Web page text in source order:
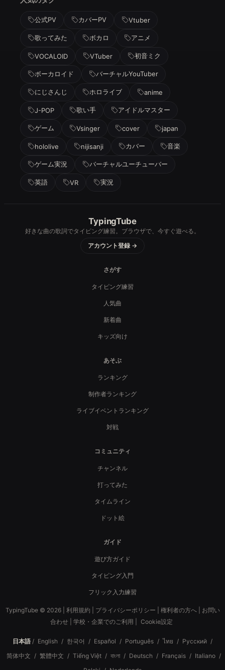
公式PV カバーPV Vtuber
歌ってみた ボカロ アニメ
VOCALOID VTuber 初音ミク
ボーカロイド バーチャルYouTuber
にじさんじ ホロライブ anime
J-POP 歌い手 アイドルマスター
ゲーム Vsinger cover japan
hololive nijisanji カバー 音楽
ゲーム実況 バーチャルユーチューバー
英語 VR 実況
TypingTube
好きな曲の歌詞でタイピング練習。ブラウザで、今すぐ遊べる。
アカウント登録 →
さがす
タイピング練習
人気曲
新着曲
キッズ向け
あそぶ
ランキング
制作者ランキング
ライブイベントランキング
対戦
コミュニティ
チャンネル
打ってみた
タイムライン
ドット絵
ガイド
遊び方ガイド
タイピング入門
フリック入力練習
TypingTube © 2026 | 利用規約 プライバシーポリシー 権利者の方へ| お問い
合わせ
学校・企業でのご利用 Cookie設定
日本語 / English / 한국어 / Español / Português / ไทย / Русский /
简体中文 / 繁體中文 / Tiếng Việt / বাংলা / Deutsch / Français / Italiano /